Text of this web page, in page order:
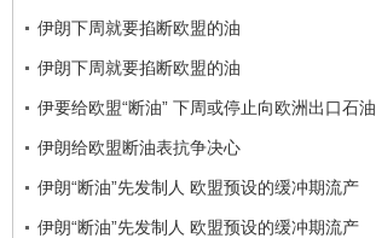
伊朗下周就要掐断欧盟的油
伊朗下周就要掐断欧盟的油
伊要给欧盟“断油” 下周或停止向欧洲出口石油
伊朗给欧盟断油表抗争决心
伊朗“断油”先发制人 欧盟预设的缓冲期流产
伊朗“断油”先发制人 欧盟预设的缓冲期流产